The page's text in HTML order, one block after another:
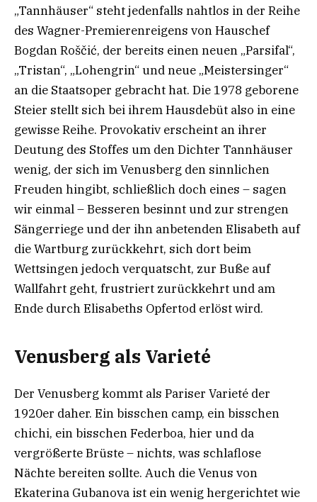
„Tannhäuser“ steht jedenfalls nahtlos in der Reihe
des Wagner-Premierenreigens von Hauschef
Bogdan Roščić, der bereits einen neuen „Parsifal“,
„Tristan“, „Lohengrin“ und neue „Meistersinger“
an die Staatsoper gebracht hat. Die 1978 geborene
Steier stellt sich bei ihrem Hausdebüt also in eine
gewisse Reihe. Provokativ erscheint an ihrer
Deutung des Stoffes um den Dichter Tannhäuser
wenig, der sich im Venusberg den sinnlichen
Freuden hingibt, schließlich doch eines – sagen
wir einmal – Besseren besinnt und zur strengen
Sängerriege und der ihn anbetenden Elisabeth auf
die Wartburg zurückkehrt, sich dort beim
Wettsingen jedoch verquatscht, zur Buße auf
Wallfahrt geht, frustriert zurückkehrt und am
Ende durch Elisabeths Opfertod erlöst wird.
Venusberg als Varieté
Der Venusberg kommt als Pariser Varieté der
1920er daher. Ein bisschen camp, ein bisschen
chichi, ein bisschen Federboa, hier und da
vergrößerte Brüste – nichts, was schlaflose
Nächte bereiten sollte. Auch die Venus von
Ekaterina Gubanova ist ein wenig hergerichtet wie